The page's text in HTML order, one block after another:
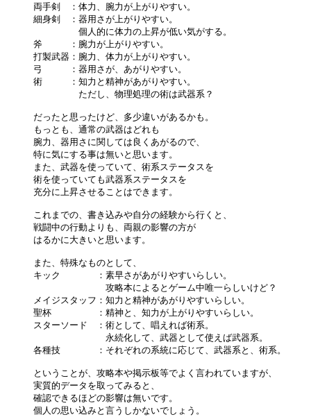
両手剣　：体力、腕力が上がりやすい。
細身剣　：器用さが上がりやすい。
個人的に体力の上昇が低い気がする。
斧　　　：腕力が上がりやすい。
打製武器：腕力、体力が上がりやすい。
弓　　　：器用さが、あがりやすい。
術　　　：知力と精神があがりやすい。
ただし、物理処理の術は武器系？
だったと思ったけど、多少違いがあるかも。
もっとも、通常の武器はどれも
腕力、器用さに関しては良くあがるので、
特に気にする事は無いと思います。
また、武器を使っていて、術系ステータスを
術を使っていても武器系ステータスを
充分に上昇させることはできます。
これまでの、書き込みや自分の経験から行くと、
戦闘中の行動よりも、両親の影響の方が
はるかに大きいと思います。
また、特殊なものとして、
キック　　　　：素早さがあがりやすいらしい。
攻略本によるとゲーム中唯一らしいけど？
メイジスタッフ：知力と精神があがりやすいらしい。
聖杯　　　　　：精神と、知力が上がりやすいらしい。
スターソード　：術として、唱えれば術系。
永続化して、武器として使えば武器系。
各種技　　　　：それぞれの系統に応じて、武器系と、術系。
ということが、攻略本や掲示板等でよく言われていますが、
実質的データを取ってみると、
確認できるほどの影響は無いです。
個人の思い込みと言うしかないでしょう。